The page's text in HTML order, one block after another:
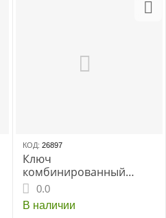
КОД: 26897
Ключ
комбинированный
THORVIK 24мм
CrV(CW00024)
0.0
В наличии